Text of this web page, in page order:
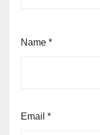
Name *
Email *